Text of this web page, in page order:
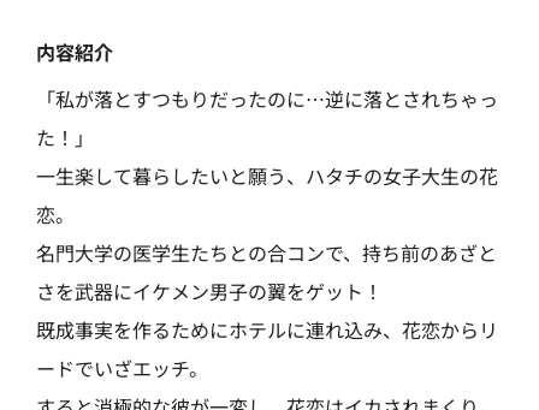
内容紹介
「私が落とすつもりだったのに…逆に落とされちゃっ
た！」
一生楽して暮らしたいと願う、ハタチの女子大生の花
恋。
名門大学の医学生たちとの合コンで、持ち前のあざと
さを武器にイケメン男子の翼をゲット！
既成事実を作るためにホテルに連れ込み、花恋からリ
ードでいざエッチ。